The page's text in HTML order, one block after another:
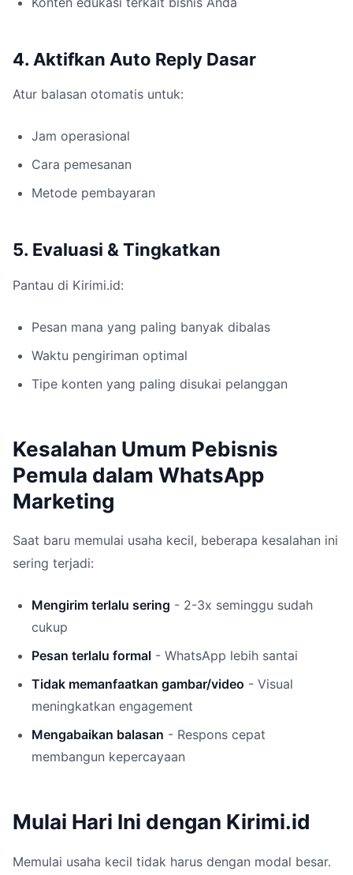
4. Aktifkan Auto Reply Dasar
Atur balasan otomatis untuk:
Jam operasional
Cara pemesanan
Metode pembayaran
5. Evaluasi & Tingkatkan
Pantau di Kirimi.id:
Pesan mana yang paling banyak dibalas
Waktu pengiriman optimal
Tipe konten yang paling disukai pelanggan
Kesalahan Umum Pebisnis
Pemula dalam WhatsApp
Marketing
Saat baru memulai usaha kecil, beberapa kesalahan ini
sering terjadi:
Mengirim terlalu sering - 2-3x seminggu sudah
cukup
Pesan terlalu formal - WhatsApp lebih santai
Tidak memanfaatkan gambar/video - Visual
meningkatkan engagement
Mengabaikan balasan - Respons cepat
membangun kepercayaan
Mulai Hari Ini dengan Kirimi.id
Memulai usaha kecil tidak harus dengan modal besar.